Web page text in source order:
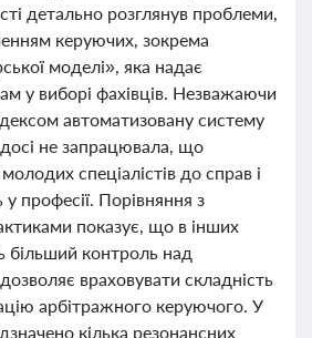
детально розглянув проблеми,
керуючих, зокрема
моделі», яка надає
у виборі фахівців. Незважаючи
автоматизовану систему
не запрацювала, що
спеціалістів до справ і
у професії. Порівняння з
показує, що в інших
більший контроль над
враховувати складність
арбітражного керуючого. У
кілька резонансних